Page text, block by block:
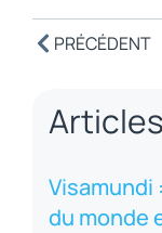
Visamundi
du monde
PRÉCÉDENT